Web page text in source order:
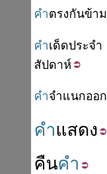
คำตรงกันข้าม
คำเด็ดประจำ
สัปดาห์
คำจำแนกออก
คำแสดง
คืนคำ